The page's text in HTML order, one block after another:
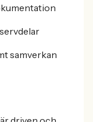
samverkan